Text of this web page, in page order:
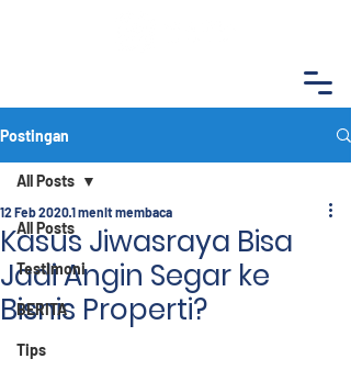
Postingan
All Posts
Testimoni
BERITA
Tips
All Posts
Kasus Jiwasraya Bisa
Jadi Angin Segar ke
Bisnis Properti?
12 Feb 20201 menit membaca